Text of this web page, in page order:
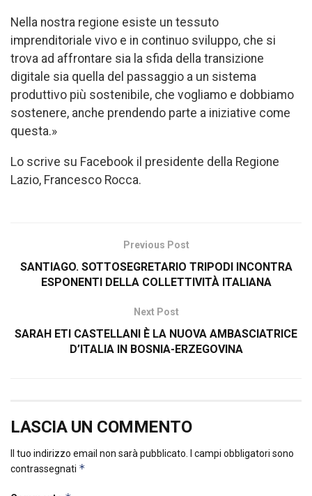
Nella nostra regione esiste un tessuto
imprenditoriale vivo e in continuo sviluppo, che si
trova ad affrontare sia la sfida della transizione
digitale sia quella del passaggio a un sistema
produttivo più sostenibile, che vogliamo e dobbiamo
sostenere, anche prendendo parte a iniziative come
questa.»
Lo scrive su Facebook il presidente della Regione
Lazio, Francesco Rocca.
Previous Post
SANTIAGO. SOTTOSEGRETARIO TRIPODI INCONTRA
ESPONENTI DELLA COLLETTIVITÀ ITALIANA
Next Post
SARAH ETI CASTELLANI È LA NUOVA AMBASCIATRICE
D’ITALIA IN BOSNIA-ERZEGOVINA
LASCIA UN COMMENTO
Il tuo indirizzo email non sarà pubblicato. I campi obbligatori sono
contrassegnati *